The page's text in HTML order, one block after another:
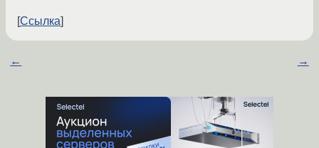
Ссылка
← →